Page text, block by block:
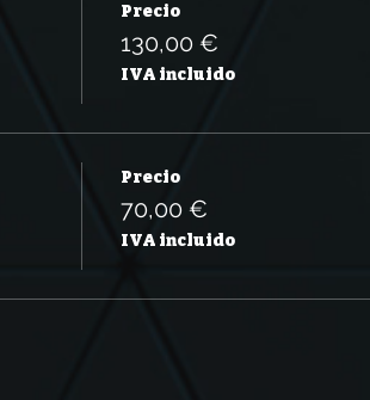
Precio
130,00 €
IVA incluido
Precio
70,00 €
IVA incluido